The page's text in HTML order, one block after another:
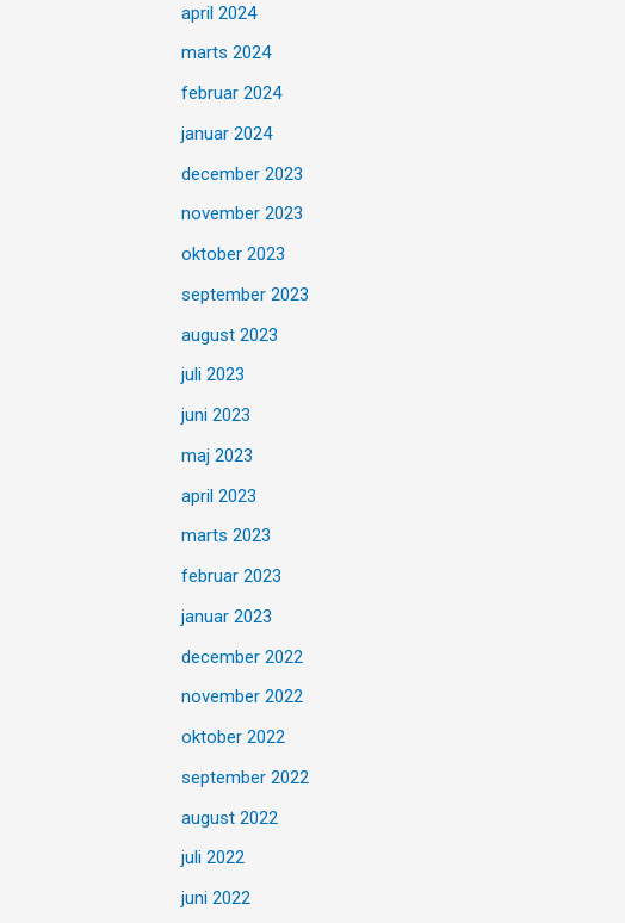
april 2024
marts 2024
februar 2024
januar 2024
december 2023
november 2023
oktober 2023
september 2023
august 2023
juli 2023
juni 2023
maj 2023
april 2023
marts 2023
februar 2023
januar 2023
december 2022
november 2022
oktober 2022
september 2022
august 2022
juli 2022
juni 2022